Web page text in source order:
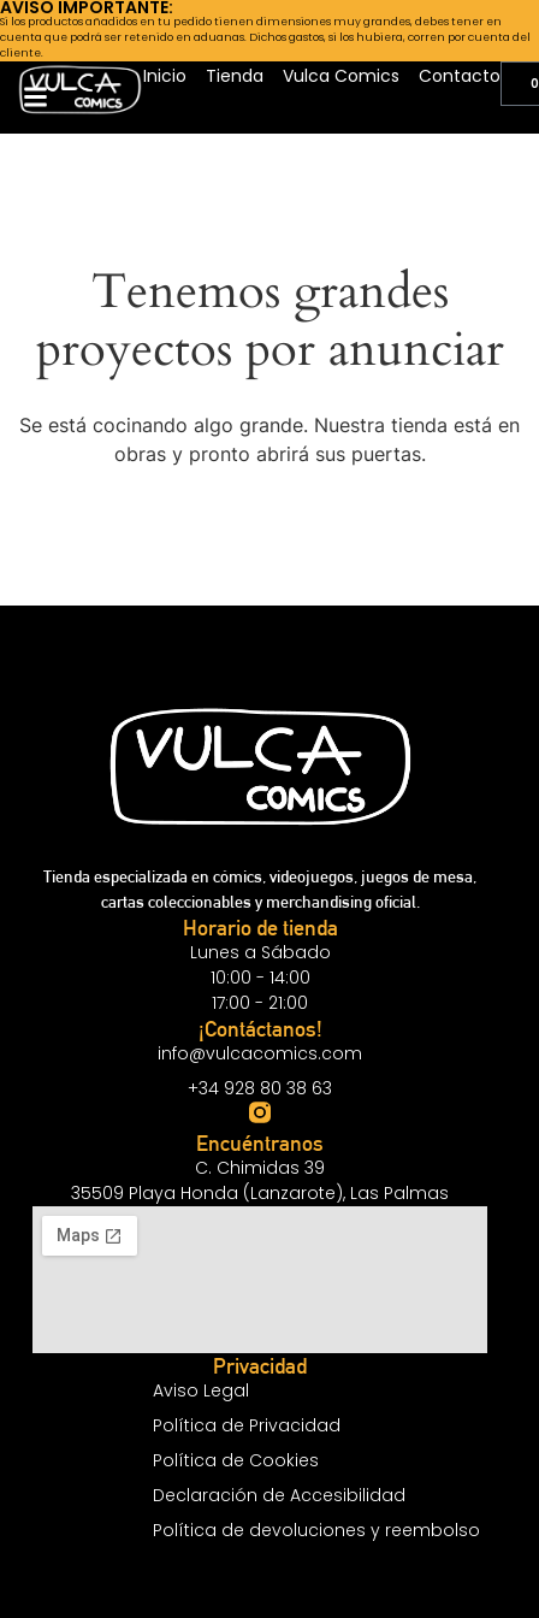
AVISO IMPORTANTE:
Si los productos añadidos en tu pedido tienen dimensiones muy grandes, debes tener en
cuenta que podrá ser retenido en aduanas. Dichos gastos, si los hubiera, corren por cuenta del
cliente.
Inicio Tienda Vulca Comics Contacto
Tenemos grandes
proyectos por anunciar
Se está cocinando algo grande. Nuestra tienda está en
obras y pronto abrirá sus puertas.
Tienda especializada en cómics, videojuegos, juegos de mesa,
cartas coleccionables y merchandising oficial.
Horario de tienda
Lunes a Sábado
10:00 - 14:00
17:00 - 21:00
¡Contáctanos!
info@vulcacomics.com
+34 928 80 38 63
Encuéntranos
C. Chimidas 39
35509 Playa Honda (Lanzarote), Las Palmas
Privacidad
Aviso Legal
Política de Privacidad
Política de Cookies
Declaración de Accesibilidad
Política de devoluciones y reembolso